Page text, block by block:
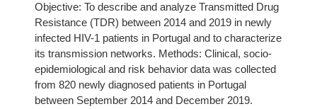
Objective: To describe and analyze Transmitted Drug
Resistance (TDR) between 2014 and 2019 in newly
infected HIV-1 patients in Portugal and to characterize
its transmission networks. Methods: Clinical, socio-
epidemiological and risk behavior data was collected
from 820 newly diagnosed patients in Portugal
between September 2014 and December 2019.